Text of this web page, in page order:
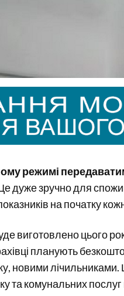
режимі
дуже зручно для
на початку
виготовлено цього
планують
новими
та комунальних